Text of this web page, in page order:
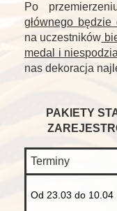
Po
głównego będzie
na uczestników
medal i
nas dekoracja
PAKIETY
Terminy
Od 23.03 do 10.04